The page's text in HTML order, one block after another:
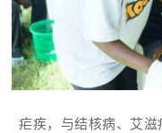
疟疾，与结核病、艾